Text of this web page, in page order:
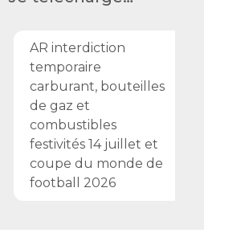
AR interdiction
temporaire
carburant, bouteilles
de gaz et
combustibles
festivités 14 juillet et
coupe du monde de
football 2026